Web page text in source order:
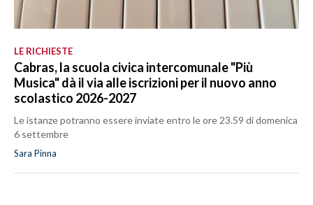
LE RICHIESTE
Cabras, la scuola civica intercomunale "Più
Musica" dà il via alle iscrizioni per il nuovo anno
scolastico 2026-2027
Le istanze potranno essere inviate entro le ore 23.59 di domenica
6 settembre
Sara Pinna